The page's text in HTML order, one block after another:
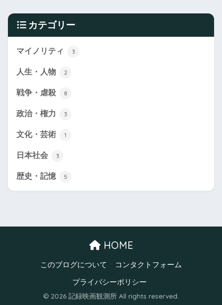
カテゴリー
マイノリティ 3
人生・人物 2
戦争・虐殺 8
政治・権力 3
文化・芸術 1
日本社会 3
歴史・記憶 5
HOME
このブログについて コンタクトフォーム
プライバシーポリシー
© 2026 記録映画観測所 All rights reserved.